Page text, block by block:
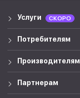
Услуги СКОРО
Потребителям
Производителям
Партнерам